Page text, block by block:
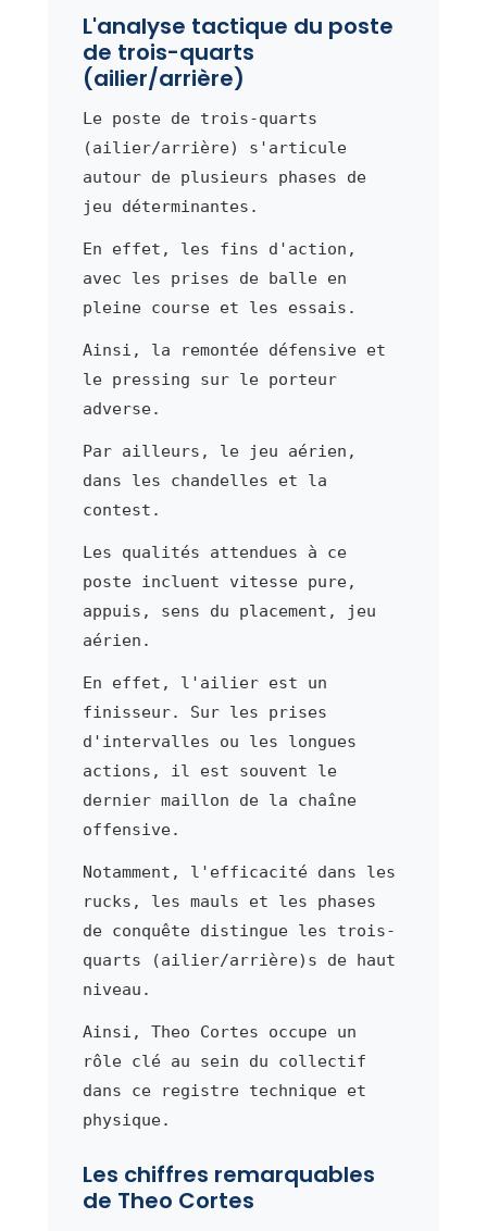
L'analyse tactique du poste
de trois-quarts
(ailier/arrière)
Le poste de trois-quarts
(ailier/arrière) s'articule
autour de plusieurs phases de
jeu déterminantes.
En effet, les fins d'action,
avec les prises de balle en
pleine course et les essais.
Ainsi, la remontée défensive et
le pressing sur le porteur
adverse.
Par ailleurs, le jeu aérien,
dans les chandelles et la
contest.
Les qualités attendues à ce
poste incluent vitesse pure,
appuis, sens du placement, jeu
aérien.
En effet, l'ailier est un
finisseur. Sur les prises
d'intervalles ou les longues
actions, il est souvent le
dernier maillon de la chaîne
offensive.
Notamment, l'efficacité dans les
rucks, les mauls et les phases
de conquête distingue les trois-
quarts (ailier/arrière)s de haut
niveau.
Ainsi, Theo Cortes occupe un
rôle clé au sein du collectif
dans ce registre technique et
physique.
Les chiffres remarquables
de Theo Cortes